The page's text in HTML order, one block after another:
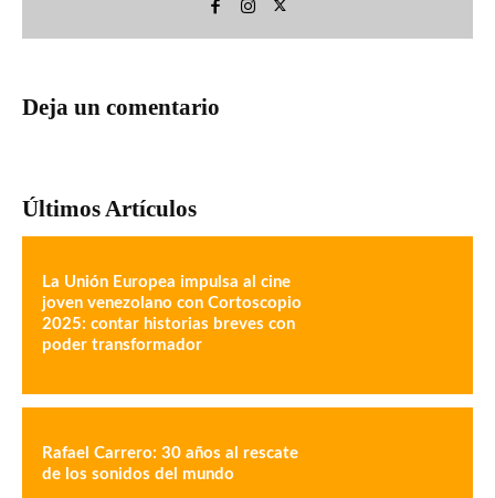
Deja un comentario
Últimos Artículos
La Unión Europea impulsa al cine
joven venezolano con Cortoscopio
2025: contar historias breves con
poder transformador
Rafael Carrero: 30 años al rescate
de los sonidos del mundo